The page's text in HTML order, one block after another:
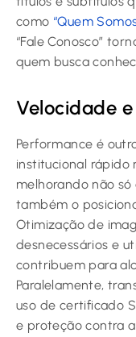
como “Quem
“Fale Conosco”
quem busca
Velocidade
Performance é
institucional rápido
melhorando não
também o
Otimização de
desnecessários e
contribuem para
Paralelamente,
uso de certificado
e proteção contra